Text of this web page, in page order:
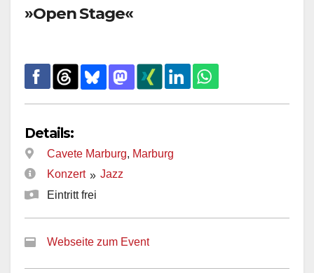
»Open Stage«
Details:
Cavete Marburg, Marburg
Konzert » Jazz
Eintritt frei
Webseite zum Event